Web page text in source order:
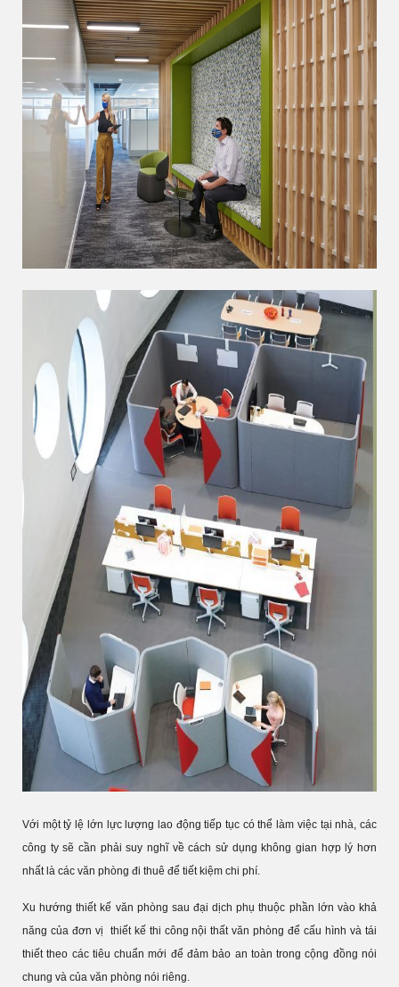
Với một tỷ lệ lớn lực lượng lao động tiếp tục có thể làm việc tại nhà, các
công ty sẽ cần phải suy nghĩ về cách sử dụng không gian hợp lý hơn
nhất là các văn phòng đi thuê để tiết kiệm chi phí.
Xu hướng thiết kế văn phòng sau đại dịch phụ thuộc phần lớn vào khả
năng của đơn vị thiết kế thi công nội thất văn phòng để cấu hình và tái
thiết theo các tiêu chuẩn mới để đảm bảo an toàn trong cộng đồng nói
chung và của văn phòng nói riêng.